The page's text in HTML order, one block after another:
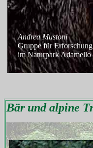
Andrea Mustoni
Gruppe für
im Naturpark Adamello
Bär und alpine